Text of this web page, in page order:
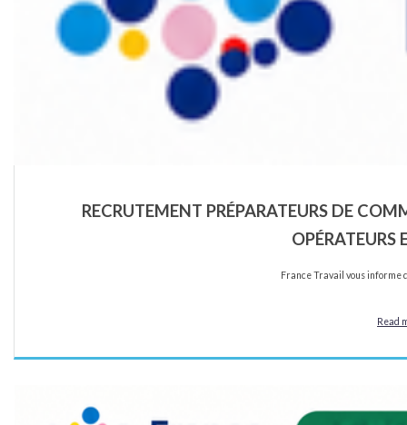
RECRUTEMENT PRÉPARATEURS DE
OPÉRATEURS
France Travail vous
Read